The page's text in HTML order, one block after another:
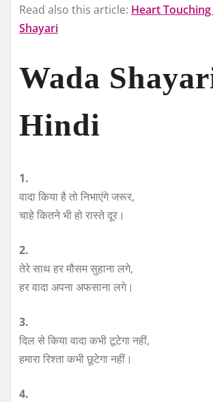
Read also this article: Heart
Shayari
Wada
Hindi
1.
वादा किया है तो निभाएंगे जरूर,
चाहे कितने भी हो रास्ते दूर।
2.
तेरे साथ हर मौसम सुहाना लगे,
हर वादा अपना अफसाना लगे।
3.
दिल से किया वादा कभी टूटेगा नहीं,
हमारा रिश्ता कभी छूटेगा नहीं।
4.